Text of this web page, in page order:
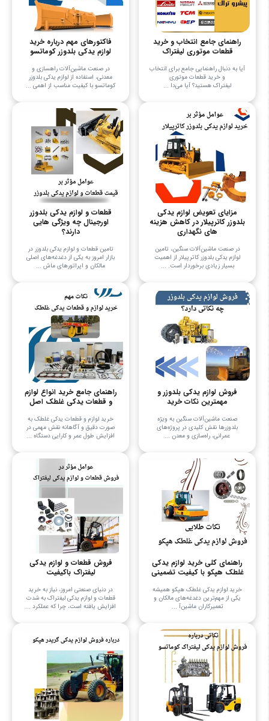
راهنمای جامع انتخاب و خرید
قطعات موتوری لیفتراک
آیا به دنبال راهنمایی جامع برای انتخاب
و خرید قطعات موتوری
لیفتراک هستید؟ آیا می‌دا ...
فاکتورهای مهم درباره خرید
لوازم یدکی بلدوزر کوماتسو
در صنعت ماشین‌آلات راهسازی و
معدنی، استفاده از لوازم یدکی بلدوزر
کوماتسو با کیفیت مناسب از اهمی ...
مزایای تعویض لوازم یدکی
بلدوزر کاترپیلار در کاهش هزینه
های نگهداری
در صنعت ماشین‌آلات سنگین، تامین
لوازم یدکی بلدوزر کاترپیلار از اهمیت
بسیار زیادی برخوردار است. ...
قطعات و لوازم یدکی بلدوزر
اورجینال چه ویژگی هایی
دارند؟
تامین قطعات و لوازم یدکی بلدوزر در
بازار امروز به یکی از دغدغه‌های اصلی
مالکان و اپراتورهای ماش ...
فروش لوازم یدکی بلدوزر و
مهمترین نکات خرید
صنعت ماشین‌آلات سنگین به ویژه
بلدوزرها نقش کلیدی در پروژه‌های
عمرانی، راه‌سازی و معدن ...
راهنمای جامع خرید انواع لوازم
و قطعات یدکی غلطک اصل
خرید لوازم و قطعات یدکی غلطک به
صورت دقیق و آگاهانه نقش مهمی در
افزایش طول عمر و کارایی دستگاه‌ ...
راهنمای کلی خرید لوازم یدکی
غلطک هپکو با کیفیت تضمینی
خرید لوازم یدکی غلطک هپکو همیشه
یکی از مهم‌ترین دغدغه‌های مالکان و
تعمیرکاران ماشین‌آ ...
فروش قطعات و لوازم یدکی
لیفتراک باکیفیت
در دنیای صنعتی امروز، نیاز به خرید
قطعات و لوازم یدکی لیفتراک به شدت
افزایش یافته است، چرا که عملکرد ...